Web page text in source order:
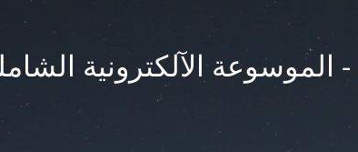
الموسوعة الآلكترونية